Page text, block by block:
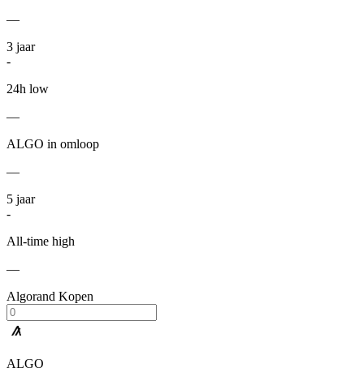
—
3 jaar
-
24h low
—
ALGO in omloop
—
5 jaar
-
All-time high
—
Algorand Kopen
ALGO